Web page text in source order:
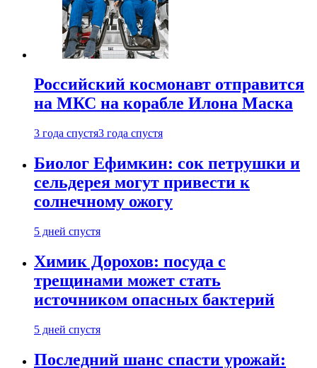
Российский космонавт отправится
на МКС на корабле Илона Маска
3 года спустя3 года спустя
Биолог Ефимкин: сок петрушки и
сельдерея могут привести к
солнечному ожогу
5 дней спустя
Химик Дорохов: посуда с
трещинами может стать
источником опасных бактерий
5 дней спустя
Последний шанс спасти урожай: